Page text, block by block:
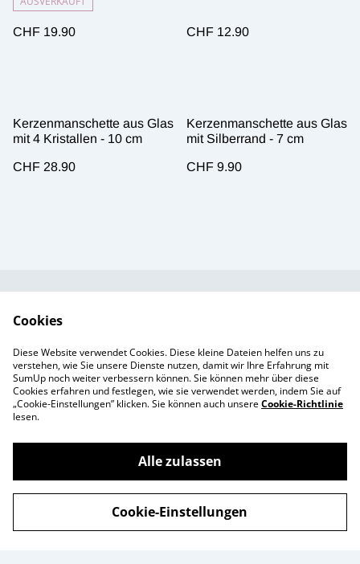
CHF 19.90 CHF 12.90
Kerzenmanschette aus Glas
mit 4 Kristallen - 10 cm
CHF 28.90
Kerzenmanschette aus Glas
mit Silberrand - 7 cm
CHF 9.90
Öffnungszeiten
Impressum
Cookie-Richtlinie
Produkte
Enchanté Store - Thun
Cookies
Diese Website verwendet Cookies. Diese kleine Dateien helfen uns zu
verstehen, wie Sie unsere Dienste nutzen, damit wir Ihre Erfahrung mit
SumUp noch weiter verbessern können. Sie können mehr über diese
Cookies erfahren und festlegen, wie sie verwendet werden, indem Sie auf
„Cookie-Einstellungen” klicken. Sie können auch unsereCookie-Richtlinie
lesen.
Alle zulassen
Cookie-Einstellungen